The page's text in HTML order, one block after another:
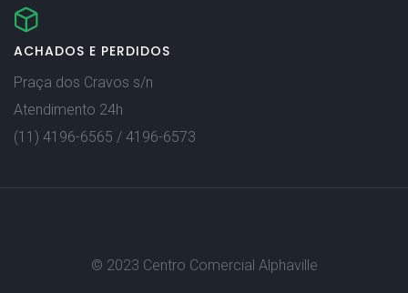
ACHADOS E PERDIDOS
Praça dos Cravos s/n
Atendimento 24h
(11) 4196-6565 / 4196-6573
© 2023 Centro Comercial Alphaville